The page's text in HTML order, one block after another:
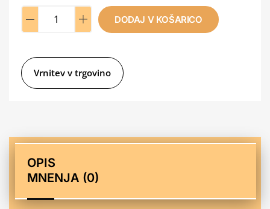
DODAJ V KOŠARICO
e
r
i
Vrnitev v trgovino
OPIS
MNENJA (0)